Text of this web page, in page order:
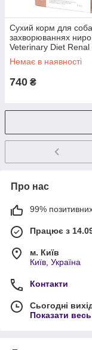
Сухий корм для
захворюваннях
Veterinary Diet Renal
(яйце)
Немає в наявності
740 ₴
Про нас
99% позитивних
Працює з
м. Київ
Київ, Україна
Контакти
Сьогодні
Показати